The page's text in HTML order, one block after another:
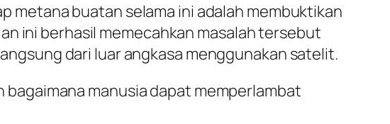
metana buatan selama ini adalah membuktikan
ini berhasil memecahkan masalah tersebut
dari luar angkasa menggunakan satelit.
manusia dapat memperlambat